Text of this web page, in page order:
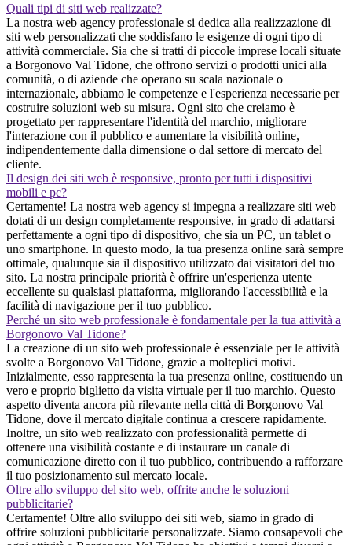
Quali tipi di siti web realizzate?
La nostra web agency professionale si dedica alla realizzazione di
siti web personalizzati che soddisfano le esigenze di ogni tipo di
attività commerciale. Sia che si tratti di piccole imprese locali situate
a Borgonovo Val Tidone, che offrono servizi o prodotti unici alla
comunità, o di aziende che operano su scala nazionale o
internazionale, abbiamo le competenze e l'esperienza necessarie per
costruire soluzioni web su misura. Ogni sito che creiamo è
progettato per rappresentare l'identità del marchio, migliorare
l'interazione con il pubblico e aumentare la visibilità online,
indipendentemente dalla dimensione o dal settore di mercato del
cliente.
Il design dei siti web è responsive, pronto per tutti i dispositivi
mobili e pc?
Certamente! La nostra web agency si impegna a realizzare siti web
dotati di un design completamente responsive, in grado di adattarsi
perfettamente a ogni tipo di dispositivo, che sia un PC, un tablet o
uno smartphone. In questo modo, la tua presenza online sarà sempre
ottimale, qualunque sia il dispositivo utilizzato dai visitatori del tuo
sito. La nostra principale priorità è offrire un'esperienza utente
eccellente su qualsiasi piattaforma, migliorando l'accessibilità e la
facilità di navigazione per il tuo pubblico.
Perché un sito web professionale è fondamentale per la tua attività a
Borgonovo Val Tidone?
La creazione di un sito web professionale è essenziale per le attività
svolte a Borgonovo Val Tidone, grazie a molteplici motivi.
Inizialmente, esso rappresenta la tua presenza online, costituendo un
vero e proprio biglietto da visita virtuale per il tuo marchio. Questo
aspetto diventa ancora più rilevante nella città di Borgonovo Val
Tidone, dove il mercato digitale continua a crescere rapidamente.
Inoltre, un sito web realizzato con professionalità permette di
ottenere una visibilità costante e di instaurare un canale di
comunicazione diretto con il tuo pubblico, contribuendo a rafforzare
il tuo posizionamento sul mercato locale.
Oltre allo sviluppo del sito web, offrite anche le soluzioni
pubblicitarie?
Certamente! Oltre allo sviluppo dei siti web, siamo in grado di
offrire soluzioni pubblicitarie personalizzate. Siamo consapevoli che